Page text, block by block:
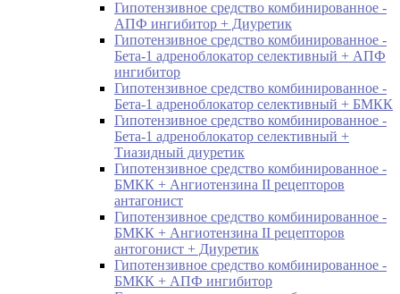
Гипотензивное средство комбинированное -
АПФ ингибитор + Диуретик
Гипотензивное средство комбинированное -
Бета-1 адреноблокатор селективный + АПФ
ингибитор
Гипотензивное средство комбинированное -
Бета-1 адреноблокатор селективный + БМКК
Гипотензивное средство комбинированное -
Бета-1 адреноблокатор селективный +
Тиазидный диуретик
Гипотензивное средство комбинированное -
БМКК + Ангиотензина II рецепторов
антагонист
Гипотензивное средство комбинированное -
БМКК + Ангиотензина II рецепторов
антогонист + Диуретик
Гипотензивное средство комбинированное -
БМКК + АПФ ингибитор